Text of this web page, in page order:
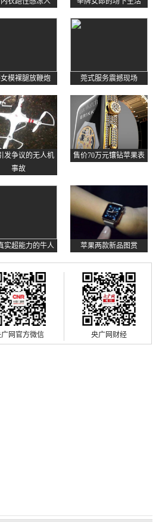
模裸腿放鞭炮 莞式服务震撼现场
发争议的无人机
事故
售价70万元镶钻苹果表
实超能力的牛人 苹果两款新品图赏
网官方微信 央广网财经